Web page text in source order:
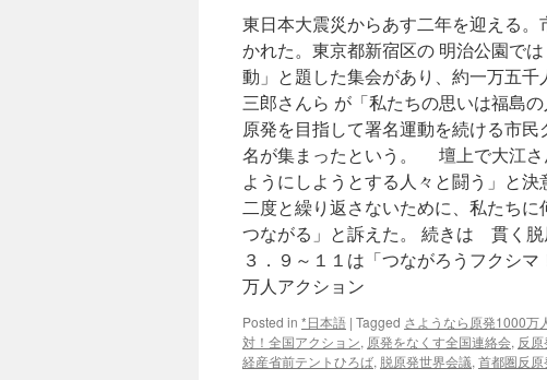
東日本大震災からあす二年を迎える
かれた。東京都新宿区の 明治公園で
動」と題した集会があり、約一万五
三郎さんら が「私たちの思いは福島
原発を目指して署名運動を続ける市
名が集まったという。 壇上で大江さ
ようにしようとする人々と闘う」と
二度と繰り返さないために、私たち
つながる」と訴えた。 続きは 貫く
３．９～１１は「つながろうフクシ
万人アクション
Posted in *日本語 | Tagged さようなら原発1000万
対！全国アクション, 原発をなくす全国連絡会, 反
経産省前テントひろば, 脱原発世界会議, 首都圏反原